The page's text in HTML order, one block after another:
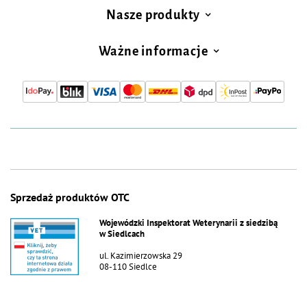
Nasze produkty
Ważne informacje
Sprzedaż produktów OTC
Wojewódzki Inspektorat Weterynarii z siedzibą
w Siedlcach
ul. Kazimierzowska 29
08-110 Siedlce